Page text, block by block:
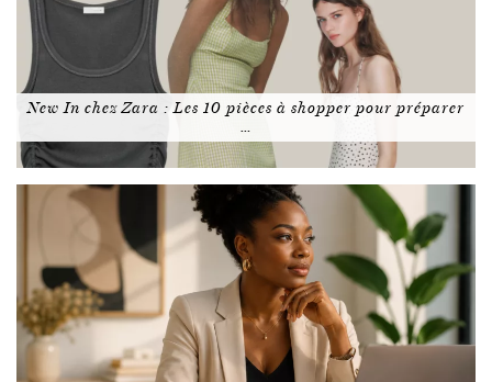
New In chez Zara : Les 10 pièces à shopper pour préparer
…